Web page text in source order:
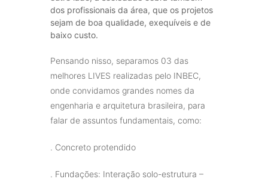
dos profissionais da área, que os projetos
sejam de boa qualidade, exequíveis e de
baixo custo.
Pensando nisso, separamos 03 das
melhores LIVES realizadas pelo INBEC,
onde convidamos grandes nomes da
engenharia e arquitetura brasileira, para
falar de assuntos fundamentais, como:
. Concreto protendido
. Fundações: Interação solo-estrutura –